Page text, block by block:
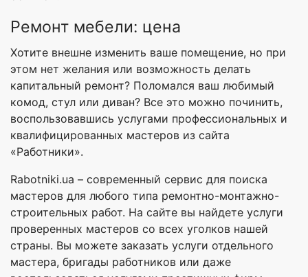
Ремонт мебели: цена
Хотите внешне изменить ваше помещение, но при
этом нет желания или возможность делать
капитальный ремонт? Поломался ваш любимый
комод, стул или диван? Все это можно починить,
воспользовавшись услугами профессиональных и
квалифицированных мастеров из сайта
«Работники».
Rabotniki.ua – современный сервис для поиска
мастеров для любого типа ремонтно-монтажно-
строительных работ. На сайте вы найдете услуги
проверенных мастеров со всех уголков нашей
страны. Вы можете заказать услуги отдельного
мастера, бригады работников или даже